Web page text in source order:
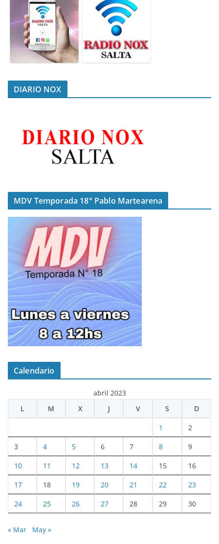
DIARIO NOX
MDV Temporada 18° Pablo Martearena
Calendario
abril 2023
L
M X J V S D
1 2
3 4 5 6 7 8 9
10 11 12 13 14 15 16
17 18 19 20 21 22 23
24 25 26 27 28 29 30
« Mar May »